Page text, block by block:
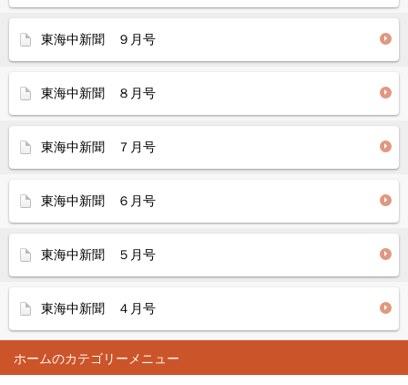
ホーム
東海中新聞 ９月号
東海中新聞 ８月号
東海中新聞 ７月号
東海中新聞 ６月号
東海中新聞 ５月号
東海中新聞 ４月号